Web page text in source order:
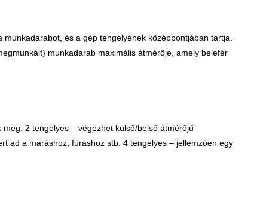
és a gép tengelyének középpontjában tartja.
munkadarab maximális átmérője, amely belefér
2 tengelyes – végezhet külső/belső átmérőjű
ad a maráshoz, fúráshoz stb. 4 tengelyes – jellemzően egy